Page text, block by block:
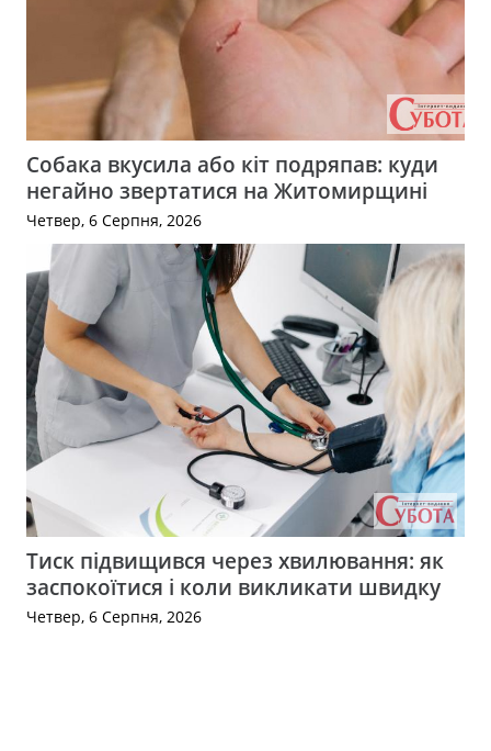
Собака вкусила або кіт подряпав: куди
негайно звертатися на Житомирщині
Четвер, 6 Серпня, 2026
Тиск підвищився через хвилювання: як
заспокоїтися і коли викликати швидку
Четвер, 6 Серпня, 2026